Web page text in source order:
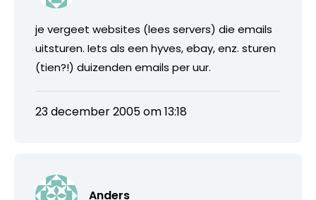
je vergeet websites (lees servers) die emails
uitsturen. Iets als een hyves, ebay, enz. sturen
(tien?!) duizenden emails per uur.
23 december 2005 om 13:18
Anders